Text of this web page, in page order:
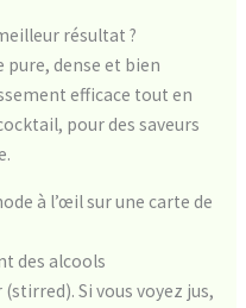
résultat ?
pure, dense et bien
efficace tout en
pour des saveurs
à l’œil sur une carte de
des alcools
Si vous voyez jus,